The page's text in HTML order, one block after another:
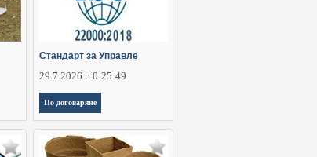
Стандарт за Управле
29.7.2026 г. 0:25:49
По договаряне